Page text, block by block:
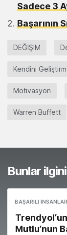
Sadece 3
Başarının
DEĞİŞİM
Kendini
Motivasyon
Warren Buffett
Bunlar
BAŞARILI İNSANLAR
Mutlu’nun